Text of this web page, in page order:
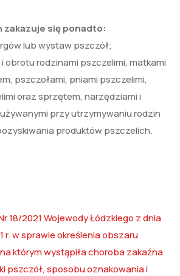
zakazuje się ponadto:
lub wystaw pszczół;
obrotu rodzinami pszczelimi, matkami
pszczołami, pniami pszczelimi,
oraz sprzętem, narzędziami i
przy utrzymywaniu rodzin
produktów pszczelich.
18/2021 Wojewody Łódzkiego z dnia
r. w sprawie określenia obszaru
którym wystąpiła choroba zakaźna
pszczół, sposobu oznakowania i